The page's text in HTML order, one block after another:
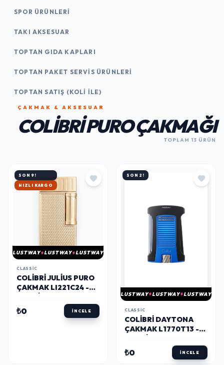
SPOR ÜRÜNLERI
TAKI AKSESUAR
TOPTAN GIDA KAPLARI
TOPTAN PAKET SERVIS ÜRÜNLERI
TOPTAN SATIŞ (KOLI İLE)
ÇAKMAK & AKSESUAR
COLIBRI PURO ÇAKMAĞI
TOPLAM 13 ÜRÜN
SON 9!
HIZLI KARGO
LUSTWAY LUSTWAY LUSTWAY
CLASSIC
COLIBRI JULIUS PURO
ÇAKMAK LI221C24 -
₺0 İNCELE
SON 2!
LUSTWAY LUSTWAY LUSTWAY
CLASSIC
COLIBRI DAYTONA
ÇAKMAK L1770T13 -
₺0 İNCELE